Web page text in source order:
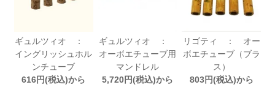
ギュルツィオ ：
イングリッシュホル
ンチューブ
616円(税込)から
ギュルツィオ ：
オーボエチューブ用
マンドレル
5,720円(税込)から
リゴティ ： オー
ボエチューブ（ブラ
ス）
803円(税込)から